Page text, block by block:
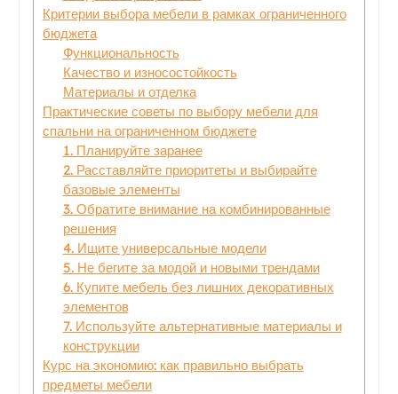
Критерии выбора мебели в рамках ограниченного
бюджета
Функциональность
Качество и износостойкость
Материалы и отделка
Практические советы по выбору мебели для
спальни на ограниченном бюджете
1. Планируйте заранее
2. Расставляйте приоритеты и выбирайте
базовые элементы
3. Обратите внимание на комбинированные
решения
4. Ищите универсальные модели
5. Не бегите за модой и новыми трендами
6. Купите мебель без лишних декоративных
элементов
7. Используйте альтернативные материалы и
конструкции
Курс на экономию: как правильно выбрать
предметы мебели